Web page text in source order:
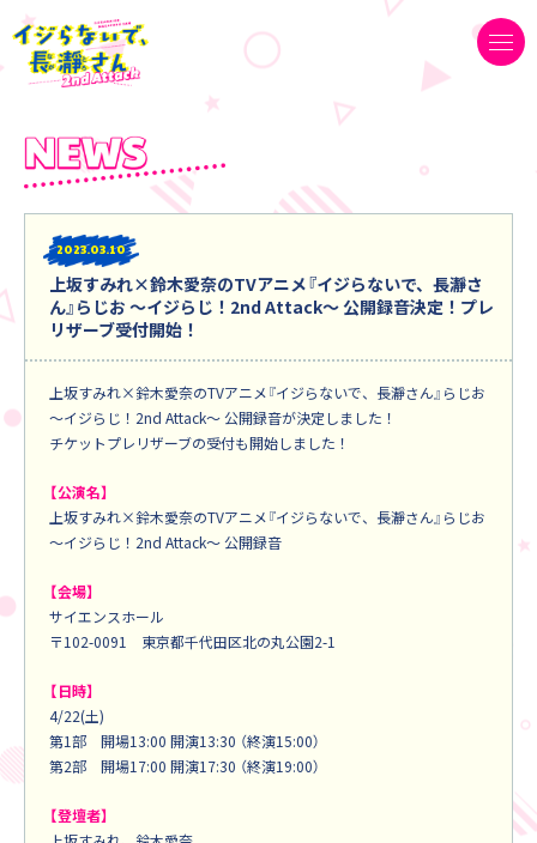
2023 03.10
上坂すみれ×鈴木愛奈のTVアニメ『イジらないで、長瀞さ
ん』らじお ～イジらじ！2nd Attack～ 公開録音決定！プレ
リザーブ受付開始！
上坂すみれ×鈴木愛奈のTVアニメ『イジらないで、長瀞さん』らじお
～イジらじ！2nd Attack～ 公開録音が決定しました！
チケットプレリザーブの受付も開始しました！
【公演名】
上坂すみれ×鈴木愛奈のTVアニメ『イジらないで、長瀞さん』らじお
～イジらじ！2nd Attack～ 公開録音
【会場】
サイエンスホール
〒102-0091 東京都千代田区北の丸公園2-1
【日時】
4/22(土)
第1部 開場13:00 開演13:30 （終演15:00）
第2部 開場17:00 開演17:30 （終演19:00）
【登壇者】